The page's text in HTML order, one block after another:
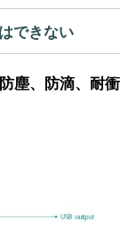
できない
防塵、防滴、耐